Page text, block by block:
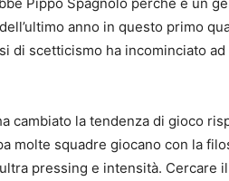
anno in questo primo
di scetticismo ha incominciato
cambiato la tendenza di gioco
molte squadre giocano con la
pressing e intensità. Cercare